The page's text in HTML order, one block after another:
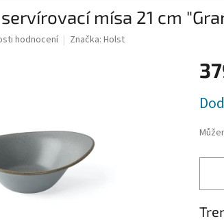
mísa 21 cm
hodnocení Značka: Holst
cena: